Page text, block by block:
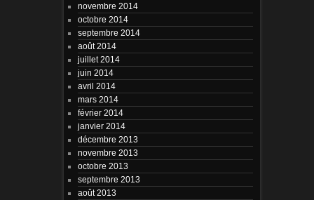
novembre 2014
octobre 2014
septembre 2014
août 2014
juillet 2014
juin 2014
avril 2014
mars 2014
février 2014
janvier 2014
décembre 2013
novembre 2013
octobre 2013
septembre 2013
août 2013